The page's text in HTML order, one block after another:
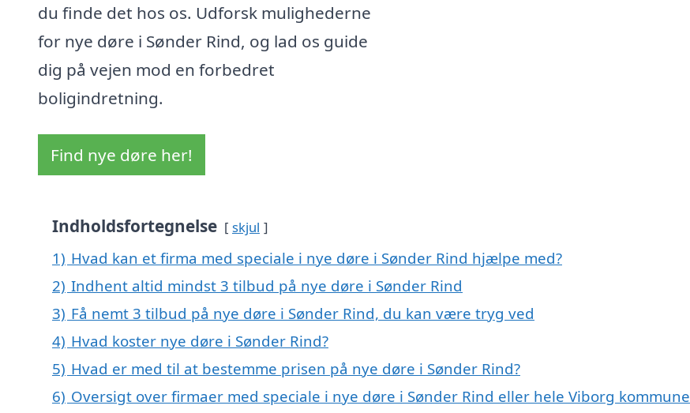
du finde det hos os. Udforsk mulighederne
for nye døre i Sønder Rind, og lad os guide
dig på vejen mod en forbedret
boligindretning.
Find nye døre her!
Indholdsfortegnelse skjul
1) Hvad kan et firma med speciale i nye døre i Sønder Rind hjælpe med?
2) Indhent altid mindst 3 tilbud på nye døre i Sønder Rind
3) Få nemt 3 tilbud på nye døre i Sønder Rind, du kan være tryg ved
4) Hvad koster nye døre i Sønder Rind?
5) Hvad er med til at bestemme prisen på nye døre i Sønder Rind?
6) Oversigt over firmaer med speciale i nye døre i Sønder Rind eller hele Viborg kommune